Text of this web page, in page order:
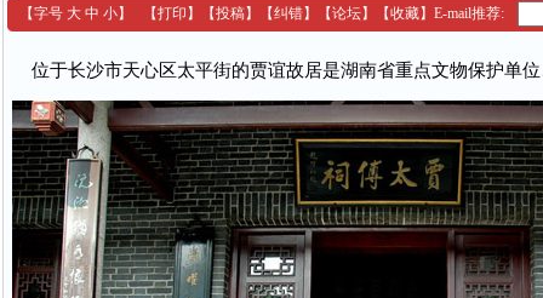
【字号 大 中 小】 【打印 】 【投稿】 【纠错】 【论坛】 【收藏】 E-mail推荐:
位于长沙市天心区太平街的贾谊故居是湖南省重点文物保护单